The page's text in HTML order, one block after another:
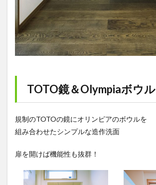
TOTO鏡＆Olympiaボウル
規制のTOTOの鏡にオリンピアのボウルを
組み合わせたシンプルな造作洗面
扉を開けば機能性も抜群！